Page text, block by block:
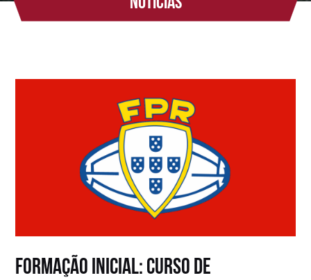
FORMAÇÃO INICIAL: CURSO DE